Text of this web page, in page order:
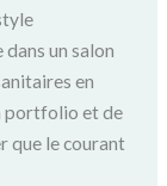
un salon
en
portfolio et de
que le courant